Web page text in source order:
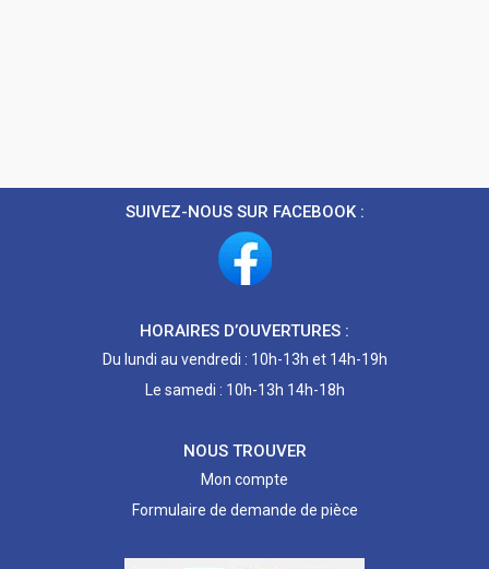
SUIVEZ-NOUS SUR FACEBOOK :
HORAIRES D’OUVERTURES :
Du lundi au vendredi : 10h-13h et 14h-19h
Le samedi : 10h-13h 14h-18h
NOUS TROUVER
Mon compte
Formulaire de demande de pièce